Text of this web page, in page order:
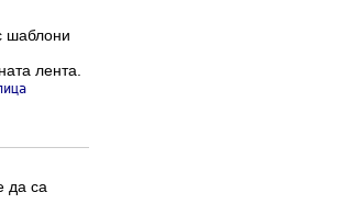
шаблони
лента.
да са